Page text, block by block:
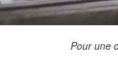
Pour une